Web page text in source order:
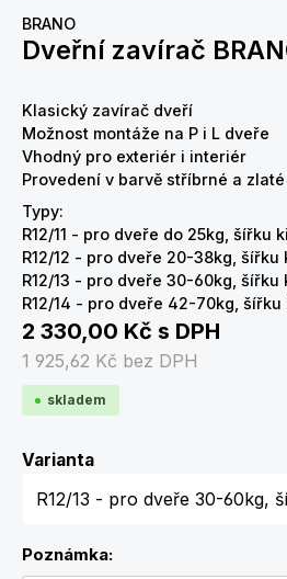
BRANO
Dveřní zavírač
Klasický zavírač dveří
Možnost montáže na P i L dveře
Vhodný pro exteriér i interiér
Provedení v barvě stříbrné a zlaté
Typy:
R12/11 - pro dveře do 25kg, šířku
R12/12 - pro dveře 20-38kg, šířku
R12/13 - pro dveře 30-60kg, šířku
R12/14 - pro dveře 42-70kg, šířku
2 330,00 Kč s DPH
1 925,62 Kč bez DPH
skladem
VariantaZvolte variantu
Poznámka: